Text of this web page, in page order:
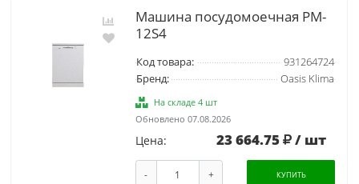
Машина посудомоечная PM-
12S4
Код товара:
931264724
Бренд:
Oasis Klima
На складе 4 шт
Обновлено 07.08.2026
Цена: 23 664.75 / шт
- + КУПИТЬ